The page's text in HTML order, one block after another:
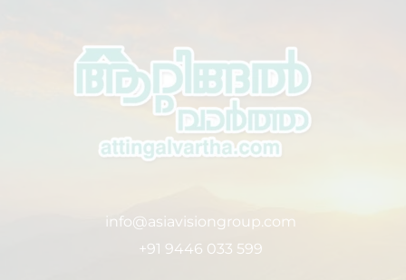
info@asiavisiongroup.com
+91 9446 033 599